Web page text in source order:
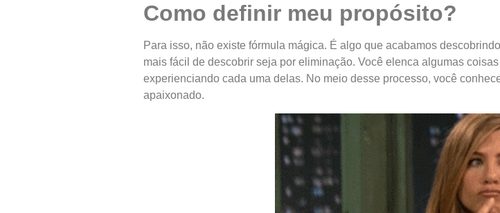
Como definir meu propósito?
Para isso, não existe fórmula mágica. É algo que acabamos
mais fácil de descobrir seja por eliminação. Você elenca algumas
experienciando cada uma delas. No meio desse processo, você
apaixonado.